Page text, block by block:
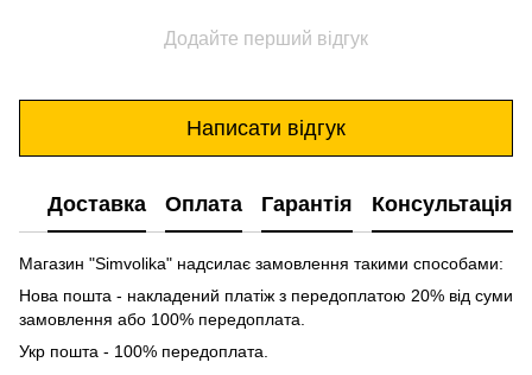
Додайте перший відгук
Написати відгук
Доставка Оплата Гарантія Консультація
Магазин "Simvolika" надсилає замовлення такими способами:
Нова пошта - накладений платіж з передоплатою 20% від суми
замовлення або 100% передоплата.
Укр пошта - 100% передоплата.